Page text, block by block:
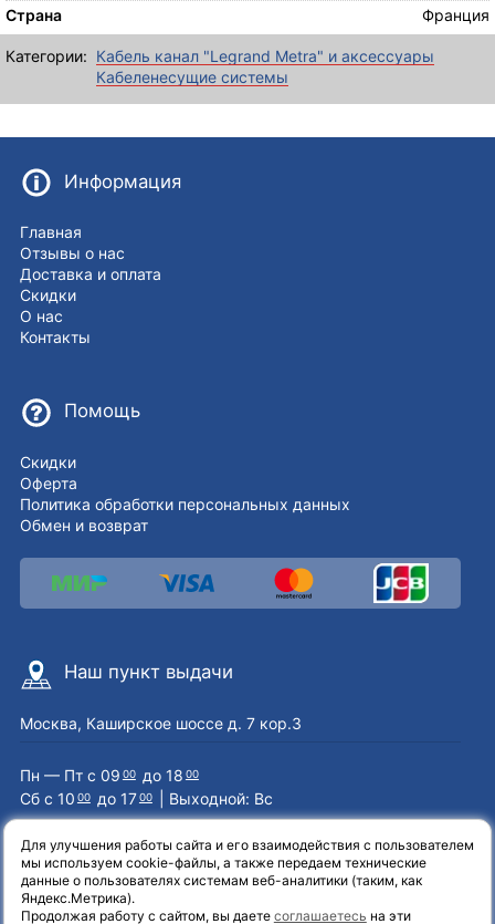
Страна Франция
Категории: Кабель канал "Legrand Metra" и аксессуары
Кабеленесущие системы
Информация
Главная
Отзывы о нас
Доставка и оплата
Скидки
О нас
Контакты
Помощь
Скидки
Оферта
Политика обработки персональных данных
Обмен и возврат
Наш пункт выдачи
Москва, Каширское шоссе д. 7 кор.3
Пн — Пт с 09 00 до 18 00
Сб с 10 00 до 1700 | Выходной: Вс
Наши контакты
Для улучшения работы сайта и его взаимодействия с пользователем
мы используем cookie-файлы, а также передаем технические
данные о пользователях системам веб-аналитики (таким, как
Яндекс.Метрика).
Продолжая работу с сайтом, вы даете соглашаетесь на эти